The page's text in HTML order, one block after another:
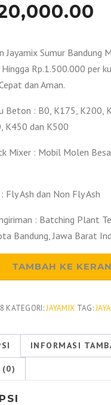
Jayamix Sumur Bandung
Rp.1.500.000 per
dan Aman.
Beton : B0, K175, K200,
K450 dan K500
Mixer : Mobil Molen
Fly Ash dan Non Fly Ash
: Batching Plant
Bandung, Jawa Barat
TAMBAH KE
KATEGORI:JAYAMIX TAG:
INFORMASI
(0)